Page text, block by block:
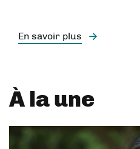
En savoir plus
À la une